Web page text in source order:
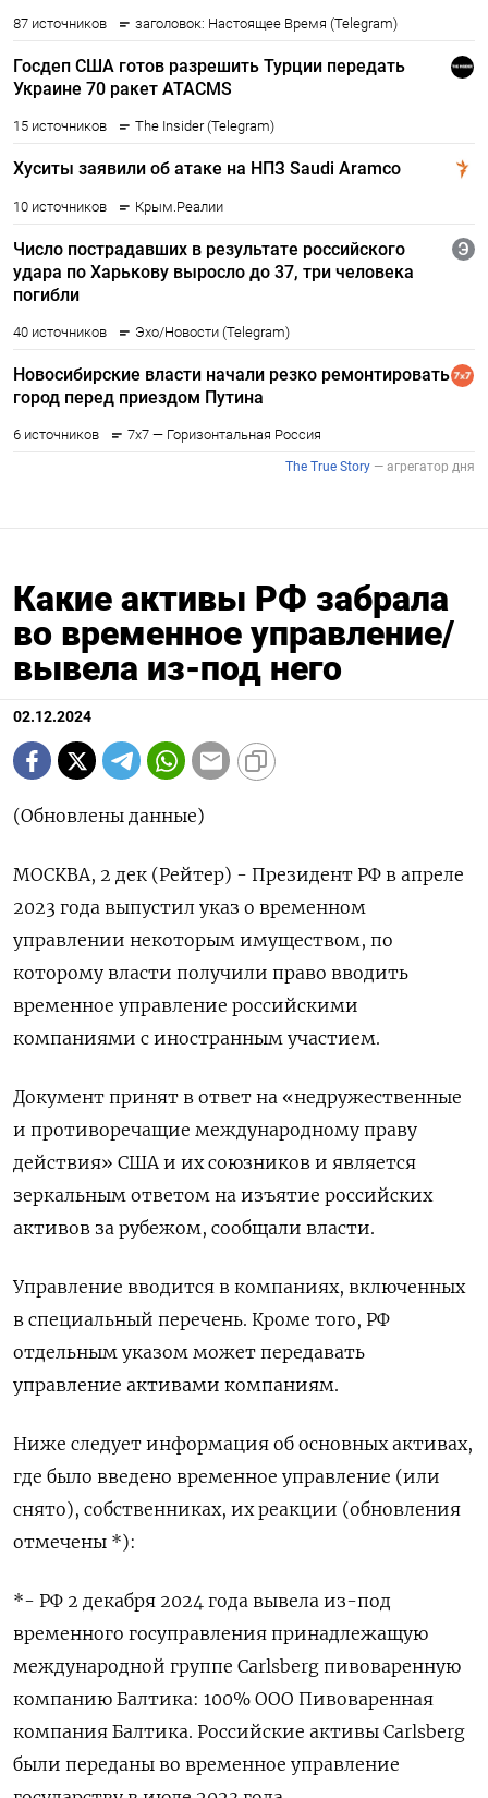
Какие активы РФ забрала
во временное управление/
вывела из-под него
02.12.2024
(Обновлены данные)
МОСКВА, 2 дек (Рейтер) - Президент РФ в апреле
2023 года выпустил указ о временном
управлении некоторым имуществом, по
которому власти получили право вводить
временное управление российскими
компаниями с иностранным участием.
Документ принят в ответ на «недружественные
и противоречащие международному праву
действия» США и их союзников и является
зеркальным ответом на изъятие российских
активов за рубежом, сообщали власти.
Управление вводится в компаниях, включенных
в специальный перечень. Кроме того, РФ
отдельным указом может передавать
управление активами компаниям.
Ниже следует информация об основных активах,
где было введено временное управление (или
снято), собственниках, их реакции (обновления
отмечены *):
*- РФ 2 декабря 2024 года вывела из-под
временного госуправления принадлежащую
международной группе Carlsberg пивоваренную
компанию Балтика: 100% ООО Пивоваренная
компания Балтика. Российские активы Carlsberg
были переданы во временное управление